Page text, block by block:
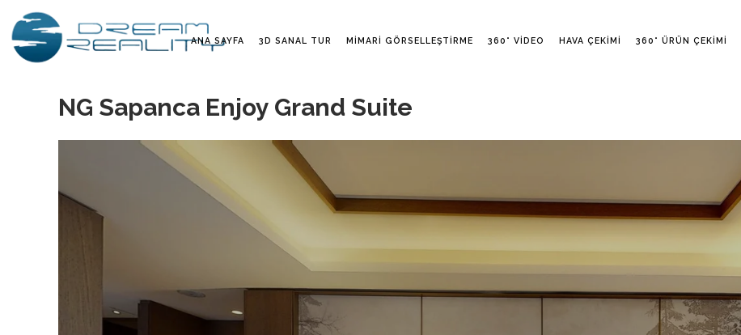
ANA SAYFA 3D SANAL TUR MIMARI GÖRSELLEŞTIRME 360° VIDEO HAVA ÇEKIMI 360° ÜRÜN ÇEKIMI
NG Sapanca Enjoy Grand Suite